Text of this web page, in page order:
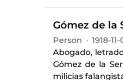
Gómez de la
Person · 1918-
Abogado,
Gómez de la
milicias